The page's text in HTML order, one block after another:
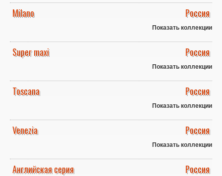
Milano Россия
Показать коллекции
Super maxi Россия
Показать коллекции
Toscana Россия
Показать коллекции
Venezia Россия
Показать коллекции
Английская серия Россия